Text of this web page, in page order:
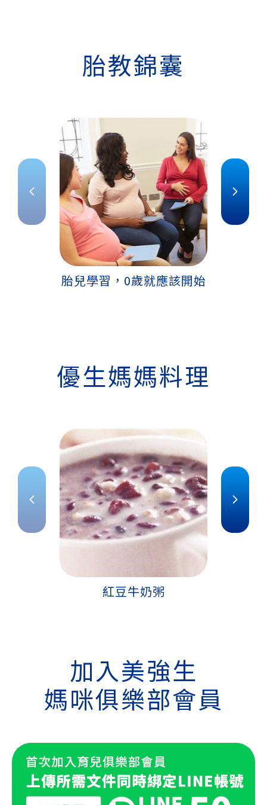
胎教錦囊
胎兒學習，0歲就應該開始
優生媽媽料理
紅豆牛奶粥
加入美強生
媽咪俱樂部會員